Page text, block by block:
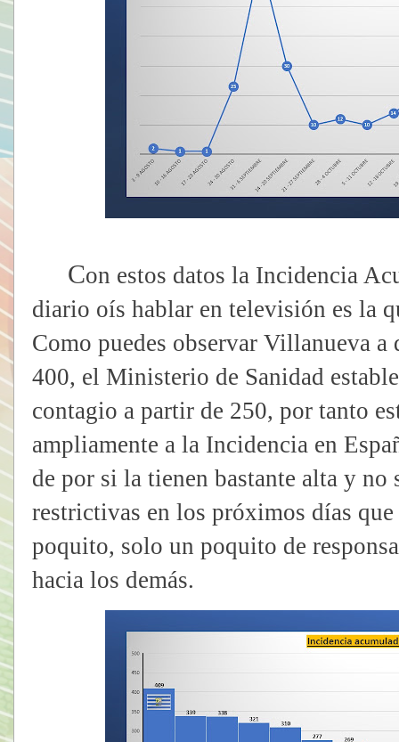
Con estos datos la Incidencia
diario oís hablar en televisión es la
Como puedes observar Villanueva
400, el Ministerio de Sanidad
contagio a partir de 250, por tanto
ampliamente a la Incidencia en
de por si la tienen bastante alta y no
restrictivas en los próximos días
poquito, solo un poquito de
hacia los demás.